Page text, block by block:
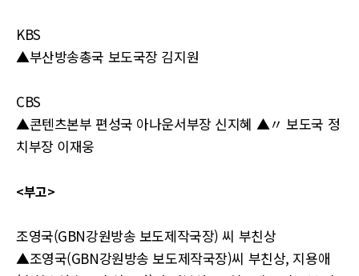
KBS
▲부산방송총국 보도국장 김지원
CBS
▲콘텐츠본부 편성국 아나운서부장 신지혜 ▲〃 보도국 정
치부장 이재웅
<부고>
조영국(GBN강원방송 보도제작국장) 씨 부친상
▲조영국(GBN강원방송 보도제작국장)씨 부친상, 지용애